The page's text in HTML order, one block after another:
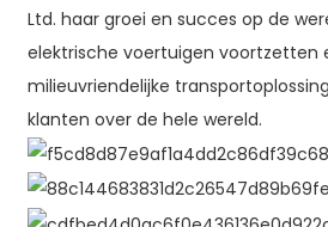
Ltd. haar groei en succes op de
elektrische voertuigen voortzetten
milieuvriendelijke
klanten over de hele wereld.